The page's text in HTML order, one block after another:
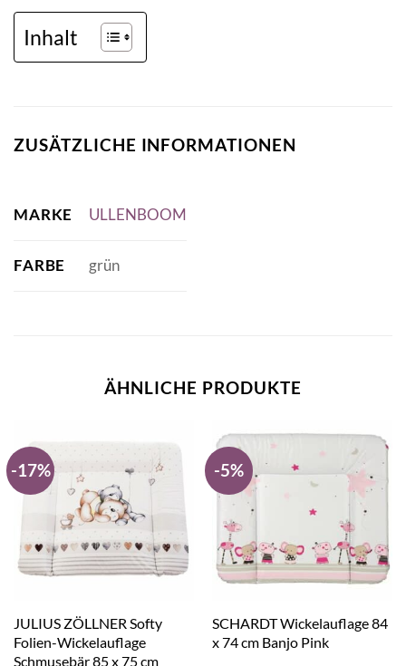
Inhalt
ZUSÄTZLICHE INFORMATIONEN
MARKE ULLENBOOM
FARBE grün
ÄHNLICHE PRODUKTE
-17%
JULIUS ZÖLLNER Softy
Folien-Wickelauflage
Schmusebär 85 x 75 cm
-5%
SCHARDT Wickelauflage 84
x 74 cm Banjo Pink